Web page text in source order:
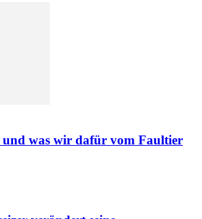
und was wir dafür vom Faultier